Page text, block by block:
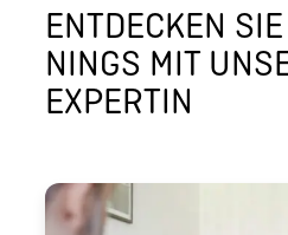
ENTDECKEN
NINGS MIT
EXPERTIN